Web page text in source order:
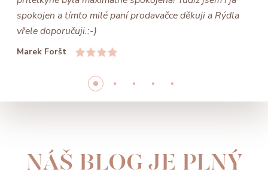
spokojen a tímto milé paní prodavačce děkuji a Rýdla
vřele doporučuji.:-)
Marek Foršt
NÁŠ BLOG JE PLNÝ